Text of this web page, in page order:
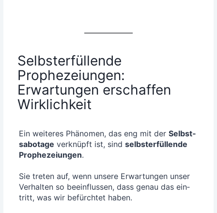
Selbsterfüllende
Prophezeiungen:
Erwartungen erschaffen
Wirklichkeit
Ein wei­te­res Phä­no­men, das eng mit derSelbst­
sa­bo­ta­ge ver­knüpft ist, sindselbst­er­fül­len­de
Pro­phe­zei­un­gen.
Sie tre­ten auf, wenn unse­re Erwar­tun­gen unser
Ver­hal­ten so beein­flus­sen, dass genau das ein­
tritt, was wir befürch­tet haben.